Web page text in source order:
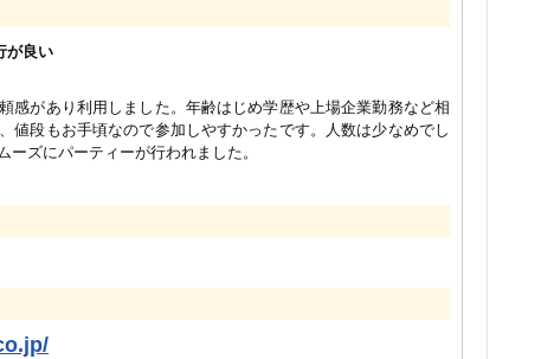
が良い
感があり利用しました。年齢はじめ学歴や上場企業勤務など相
値段もお手頃なので参加しやすかったです。人数は少なめでし
ズにパーティーが行われました。